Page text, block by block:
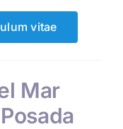
vitae
Mar